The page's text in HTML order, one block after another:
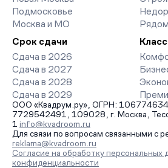
Подмосковье
Москва и МО
Срок сдачи
Сдача в 2026
Сдача в 2027
Сдача в 2028
Сдача в 2029
Класс
ООО «Квадрум.ру», ОГРН:
7729542491, 109028, г. Москва,
1 info@kvadroom.ru
Для связи по вопросам связанными с
reklama@kvadroom.ru
Согласие на обработку персональных
конфиденциальности